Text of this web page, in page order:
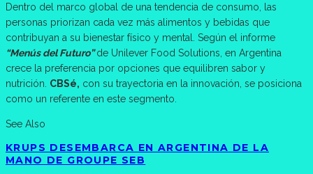
Dentro del marco global de una tendencia de consumo, las
personas priorizan cada vez más alimentos y bebidas que
contribuyan a su bienestar físico y mental. Según el informe
“Menús del Futuro”de Unilever Food Solutions, en Argentina
crece la preferencia por opciones que equilibren sabor y
nutrición. CBSé, con su trayectoria en la innovación, se posiciona
como un referente en este segmento.
See Also
KRUPS DESEMBARCA EN ARGENTINA DE LA
MANO DE GROUPE SEB